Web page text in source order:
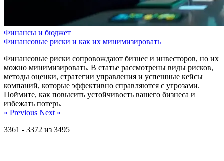
Финансы и бюджет
Финансовые риски и как их минимизировать
Финансовые риски сопровождают бизнес и инвесторов, но их
можно минимизировать. В статье рассмотрены виды рисков,
методы оценки, стратегии управления и успешные кейсы
компаний, которые эффективно справляются с угрозами.
Поймите, как повысить устойчивость вашего бизнеса и
избежать потерь.
« Previous Next »
3361 - 3372 из 3495